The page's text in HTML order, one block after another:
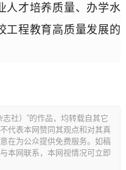
人才培养质量、办学水
工程教育高质量发展的
社）”的作品，均转载自其它
代表本网赞同其观点和对其真
在为公众提供免费服务。如稿
本网联系，本网视情况可立即